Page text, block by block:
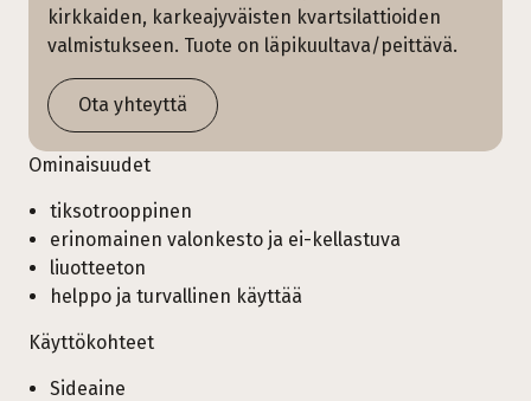
kirkkaiden, karkeajyväisten kvartsilattioiden
valmistukseen. Tuote on läpikuultava/peittävä.
Ota yhteyttä
Ominaisuudet
tiksotrooppinen
erinomainen valonkesto ja ei-kellastuva
liuotteeton
helppo ja turvallinen käyttää
Käyttökohteet
Sideaine